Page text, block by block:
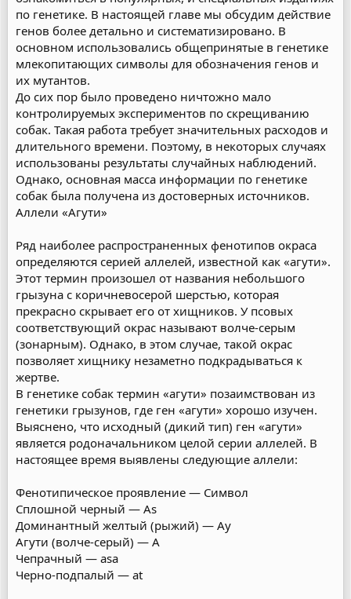
по генетике. В настоящей главе мы обсудим действие
генов более детально и систематизировано. В
основном использовались общепринятые в генетике
млекопитающих символы для обозначения генов и
их мутантов.
До сих пор было проведено ничтожно мало
контролируемых экспериментов по скрещиванию
собак. Такая работа требует значительных расходов и
длительного времени. Поэтому, в некоторых случаях
использованы результаты случайных наблюдений.
Однако, основная масса информации по генетике
собак была получена из достоверных источников.
Аллели «Агути»
Ряд наиболее распространенных фенотипов окраса
определяются серией аллелей, известной как «агути».
Этот термин произошел от названия небольшого
грызуна с коричневосерой шерстью, которая
прекрасно скрывает его от хищников. У псовых
соответствующий окрас называют волче-серым
(зонарным). Однако, в этом случае, такой окрас
позволяет хищнику незаметно подкрадываться к
жертве.
В генетике собак термин «агути» позаимствован из
генетики грызунов, где ген «агути» хорошо изучен.
Выяснено, что исходный (дикий тип) ген «агути»
является родоначальником целой серии аллелей. В
настоящее время выявлены следующие аллели:
Фенотипическое проявление — Символ
Сплошной черный — As
Доминантный желтый (рыжий) — Ay
Агути (волче-серый) — A
Чепрачный — asa
Черно-подпалый — at